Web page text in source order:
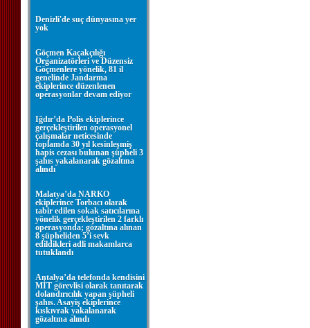
Denizli'de suç dünyasına yer
yok
Göçmen Kaçakçılığı
Organizatörleri ve Düzensiz
Göçmenlere yönelik, 81 il
genelinde Jandarma
ekiplerince düzenlenen
operasyonlar devam ediyor
Iğdır’da Polis ekiplerince
gerçekleştirilen operasyonel
çalışmalar neticesinde
toplamda 30 yıl kesinleşmiş
hapis cezası bulunan şüpheli 3
şahıs yakalanarak gözaltına
alındı
Malatya’da NARKO
ekiplerince Torbacı olarak
tabir edilen sokak satıcılarına
yönelik gerçekleştirilen 2 farklı
operasyonda; gözaltına alınan
8 şüpheliden 5’i sevk
edildikleri adli makamlarca
tutuklandı
Antalya’da telefonda kendisini
MİT görevlisi olarak tanıtarak
dolandırıcılık yapan şüpheli
şahıs. Asayiş ekiplerince
kıskıvrak yakalanarak
gözaltına alındı